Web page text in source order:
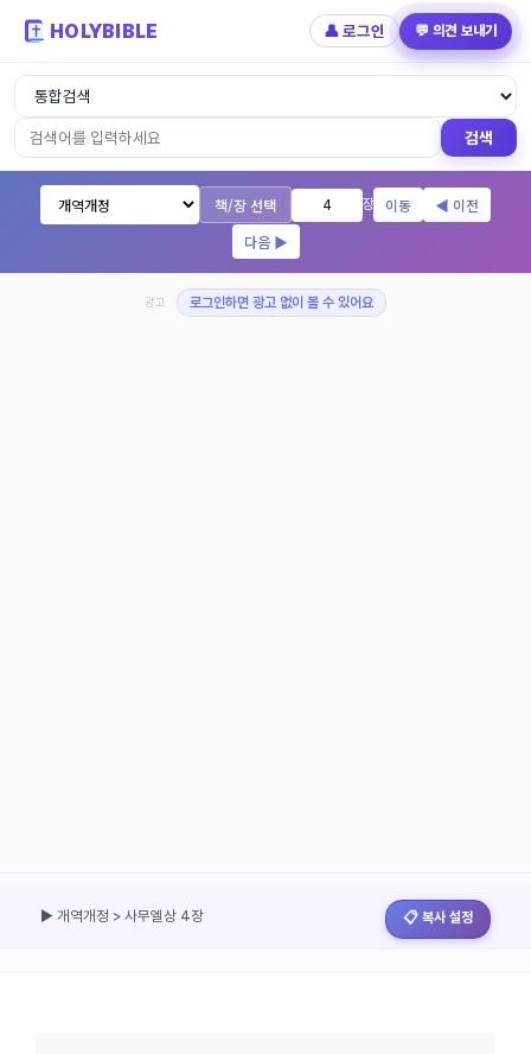
HOLYBIBLE 👤 로그인 💬 의견 보내기
성경읽기 - 개역개정 개역한글 NIV KJV
검색
책/장 선택 장 이동
◀ 이전
다음 ▶
광고 로그인하면 광고 없이 볼 수 있어요
▶ 개역개정 > 사무엘상 4장 📋 복사 설정